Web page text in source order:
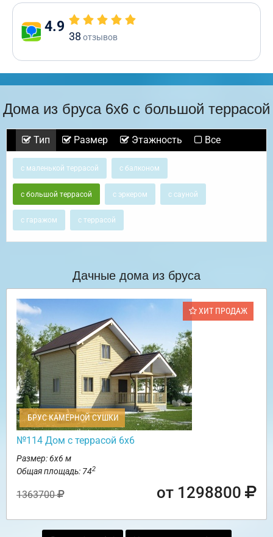
4.9
38 отзывов
Дома из бруса 6х6 с большой террасой
Тип Размер Этажность Все
с маленькой террасой с балконом
с большой террасой с эркером с сауной
с гаражом с террасой
Дачные дома из бруса
ХИТ ПРОДАЖ
БРУС КАМЕРНОЙ СУШКИ
№114 Дом с террасой 6х6
Размер: 6х6 м
Общая площадь: 742
1363700 от 1298800